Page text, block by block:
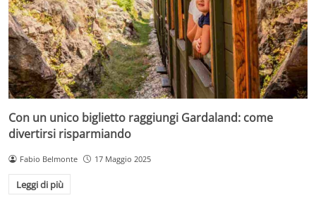
Con un unico biglietto raggiungi Gardaland: come
divertirsi risparmiando
Fabio Belmonte 17 Maggio 2025
Leggi di più